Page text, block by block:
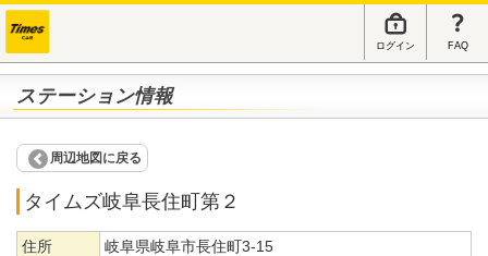
ログイン FAQ
ステーション情報
周辺地図に戻る
タイムズ岐阜長住町第２
住所 岐阜県岐阜市長住町3-15